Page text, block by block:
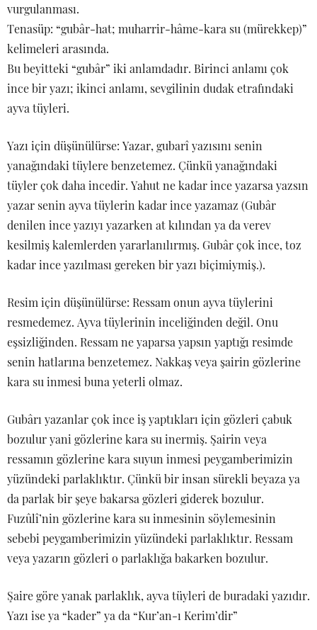
vurgulanması.
Tenasüp: “gubâr-hat; muharrir-hâme-kara su (mürekkep)”
kelimeleri arasında.
Bu beyitteki “gubâr” iki anlamdadır. Birinci anlamı çok
ince bir yazı; ikinci anlamı, sevgilinin dudak etrafındaki
ayva tüyleri.
Yazı için düşünülürse: Yazar, gubarî yazısını senin
yanağındaki tüylere benzetemez. Çünkü yanağındaki
tüyler çok daha incedir. Yahut ne kadar ince yazarsa yazsın
yazar senin ayva tüylerin kadar ince yazamaz (Gubâr
denilen ince yazıyı yazarken at kılından ya da verev
kesilmiş kalemlerden yararlanılırmış. Gubâr çok ince, toz
kadar ince yazılması gereken bir yazı biçimiymiş.).
Resim için düşünülürse: Ressam onun ayva tüylerini
resmedemez. Ayva tüylerinin inceliğinden değil. Onu
eşsizliğinden. Ressam ne yaparsa yapsın yaptığı resimde
senin hatlarına benzetemez. Nakkaş veya şairin gözlerine
kara su inmesi buna yeterli olmaz.
Gubârı yazanlar çok ince iş yaptıkları için gözleri çabuk
bozulur yani gözlerine kara su inermiş. Şairin veya
ressamın gözlerine kara suyun inmesi peygamberimizin
yüzündeki parlaklıktır. Çünkü bir insan sürekli beyaza ya
da parlak bir şeye bakarsa gözleri giderek bozulur.
Fuzûlî’nin gözlerine kara su inmesinin söylemesinin
sebebi peygamberimizin yüzündeki parlaklıktır. Ressam
veya yazarın gözleri o parlaklığa bakarken bozulur.
Şaire göre yanak parlaklık, ayva tüyleri de buradaki yazıdır.
Yazı ise ya “kader” ya da “Kur’an-ı Kerim’dir”